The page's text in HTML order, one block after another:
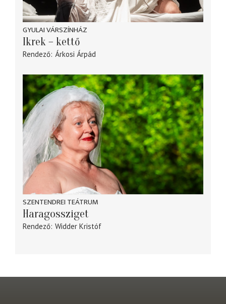
GYULAI VÁRSZÍNHÁZ
Ikrek – kettő
Rendező Árkosi Árpád
SZENTENDREI TEÁTRUM
Haragossziget
Rendező Widder Kristóf